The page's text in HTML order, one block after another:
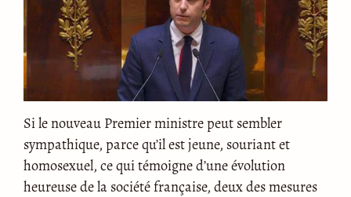
Si le nouveau Premier ministre peut sembler
sympathique, parce qu’il est jeune, souriant et
homosexuel, ce qui témoigne d’une évolution
heureuse de la société française, deux des mesures